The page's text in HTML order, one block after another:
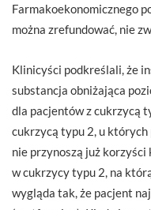
Farmakoekonomicznego
można zrefundować, nie
Klinicyści podkreślali, że
substancja obniżająca
dla pacjentów z cukrzycą
cukrzycą typu 2, u
nie przynoszą już
w cukrzycy typu 2, na
wygląda tak, że pacjent